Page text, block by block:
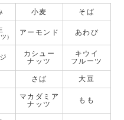
小麦 そば
） アーモンド あわび
カシュー
ナッツ
キウイ
フルーツ
さば 大豆
マカダミア
ナッツ
もも